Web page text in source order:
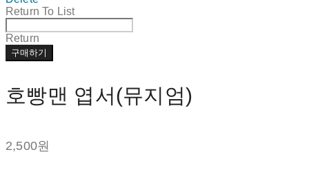
Return To List
Return
구매하기
호빵맨 엽서(뮤지엄)
2,500원